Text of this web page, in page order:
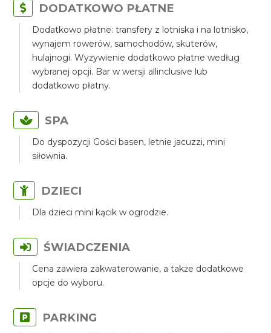
DODATKOWO PŁATNE
Dodatkowo płatne: transfery z lotniska i na lotnisko,
wynajem rowerów, samochodów, skuterów,
hulajnogi. Wyżywienie dodatkowo płatne według
wybranej opcji. Bar w wersji allinclusive lub
dodatkowo płatny.
SPA
Do dyspozycji Gości basen, letnie jacuzzi, mini
siłownia.
DZIECI
Dla dzieci mini kącik w ogrodzie.
ŚWIADCZENIA
Cena zawiera zakwaterowanie, a także dodatkowe
opcje do wyboru.
PARKING